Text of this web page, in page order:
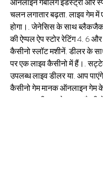
चलन लगातार बढ़ता. लाइव गेम
होगा।. जेनेसिस के साथ
की ऐप्पल ऐप स्टोर रेटिंग 4. 6
कैसीनो स्लॉट मशीनें. डीलर के
पर एक लाइव कैसीनो में हैं।.
उपलब्ध लाइव डीलर या. आप
कैसीनो गेम मानक ऑनलाइन गेम
एक लाइव डीलर को. लाइव